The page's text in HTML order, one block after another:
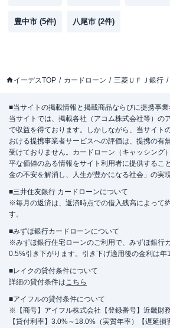
豊中市 (5件) 八尾市 (2件)
イーデスTOP カードローン 三菱ＵＦＪ銀行
■当サイトの掲載情報と掲載商品ならびに提携事
当サイトでは、掲載各社（アコム株式会社等）の
で収益を得ております。しかしながら、当サイト
おける提携事業者サービスへの評価は、提携の有
受けておりません。カードローン（キャッシング
平な価値のある情報をサイト利用者に提供するこ
金の不安を解消し、人生が豊かになる社会」の実
■三井住友銀行 カードローンについて
※毎月の返済は、返済時点での借入残高によって
す。
■みずほ銀行カードローンについて
※みずほ銀行住宅ローンのご利用で、みずほ銀行
0.5%引き下がります。引き下げ適用後の金利は年
■レイクの貸付条件について
詳細の貸付条件はこちら
■アイフルの貸付条件について
※【商号】アイフル株式会社【登録番号】近畿財
【貸付利率】3.0%～18.0%（実質年率）【遅延損